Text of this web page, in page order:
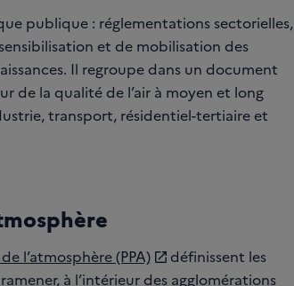
publique : réglementations sectorielles,
et de mobilisation des
Il regroupe dans un document
de la qualité de l’air à moyen et long
transport, résidentiel-tertiaire et
l’atmosphère (PPA)
définissent les
à l’intérieur des agglomérations